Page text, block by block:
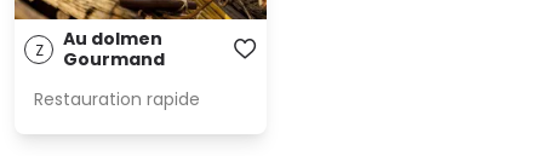
Z
Au dolmen
Gourmand
Restauration rapide